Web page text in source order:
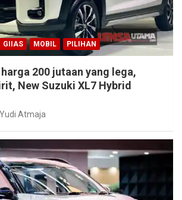
GIIAS MOBIL PILIHAN
200 jutaan yang lega,
New Suzuki XL7 Hybrid
Yudi Atmaja